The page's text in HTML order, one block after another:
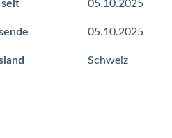
05.10.2025
05.10.2025
Schweiz